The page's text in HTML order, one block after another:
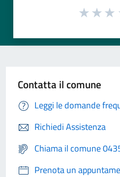
Contatta il comune
Leggi le domande
Richiedi Assistenza
Chiama il comune
Prenota un